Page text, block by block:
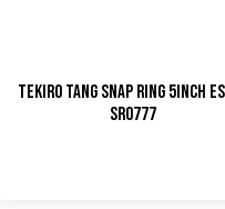
TEKIRO Tang Snap Ring 5inch
SR0777